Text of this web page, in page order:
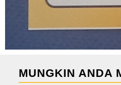
MUNGKIN ANDA